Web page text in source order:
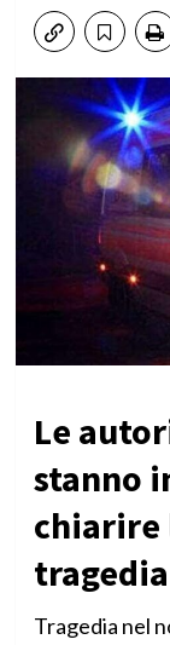
Le
stanno
chiarire
tragedia
Tragedia nel